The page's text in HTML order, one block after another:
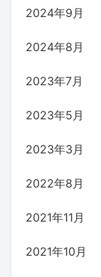
2024年9月
2024年8月
2023年7月
2023年5月
2023年3月
2022年8月
2021年11月
2021年10月